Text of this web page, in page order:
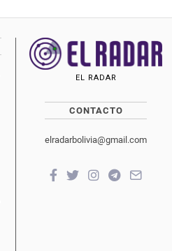
EL RADAR
CONTACTO
elradarbolivia@gmail.com